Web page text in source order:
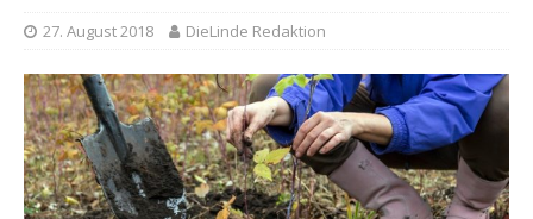
27. August 2018 DieLinde Redaktion